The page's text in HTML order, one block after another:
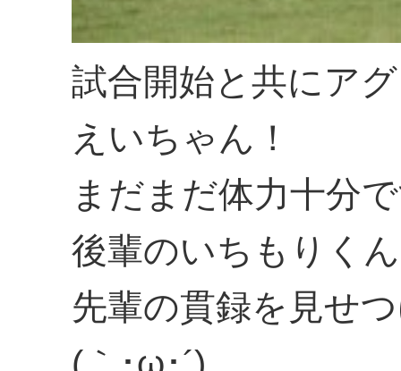
試合開始と共にア
えいちゃん！
まだまだ体力十分
後輩のいちもりく
先輩の貫録を見せ
(｀･ω･´)